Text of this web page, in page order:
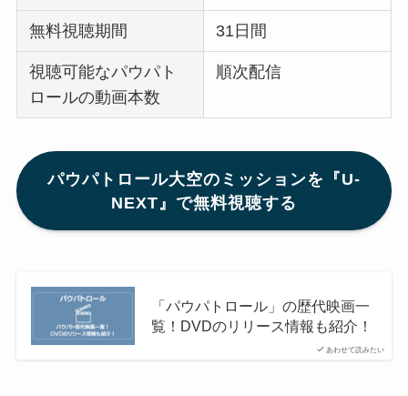
無料視聴期間 31日間
視聴可能なパウパト
ロールの動画本数
順次配信
パウパトロール大空のミッションを『U-
NEXT』で無料視聴する
あわせて読みたい
「パウパトロール」の歴代映画一
覧！DVDのリリース情報も紹介！